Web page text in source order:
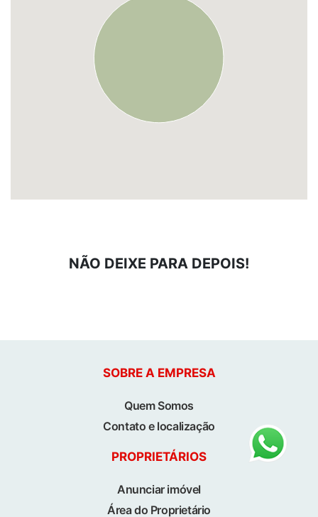
NÃO DEIXE PARA DEPOIS!
SOBRE A EMPRESA
Quem Somos
Contato e localização
PROPRIETÁRIOS
Anunciar imóvel
Área do Proprietário